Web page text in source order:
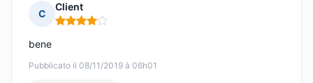
C
Client
Nota: 4 su 5
Pubblicato il 08/11/2019 à 06h01
bene